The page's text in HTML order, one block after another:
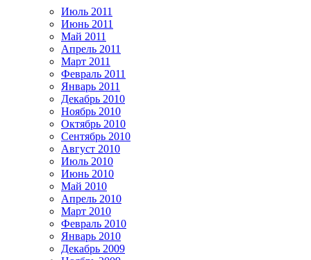
Июль 2011
Июнь 2011
Май 2011
Апрель 2011
Март 2011
Февраль 2011
Январь 2011
Декабрь 2010
Ноябрь 2010
Октябрь 2010
Сентябрь 2010
Август 2010
Июль 2010
Июнь 2010
Май 2010
Апрель 2010
Март 2010
Февраль 2010
Январь 2010
Декабрь 2009